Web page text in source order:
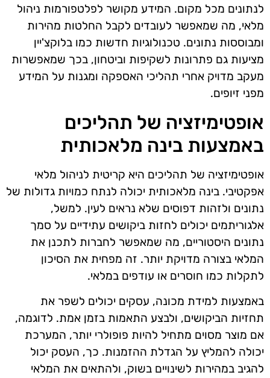
לנתונים מכל מקום. המידע מקושר לפלטפורמות ניהול
מלאי, מה שמאפשר לעובדים לקבל החלטות מהירות
ומבוססות נתונים. טכנולוגיות חדשות כמו בלוקצ'יין
מציעות גם פתרונות לשקיפות וביטחון, בכך שמאפשרות
מעקב מדויק אחרי תהליכי האספקה ומגנות על המידע
מפני זיופים.
אופטימיזציה של תהליכים
באמצעות בינה מלאכותית
אופטימיזציה של תהליכים היא קריטית לניהול מלאי
אפקטיבי. בינה מלאכותית יכולה לנתח כמויות גדולות של
נתונים ולזהות דפוסים שלא נראים לעין. למשל,
אלגוריתמים יכולים לחזות ביקושים עתידיים על סמך
נתונים היסטוריים, מה שמאפשר לחברות לתכנן את
המלאי בצורה מדויקת יותר. זה מפחית את הסיכון
לתקלות כמו חוסרים או עודפים במלאי.
באמצעות למידת מכונה, עסקים יכולים לשפר את
תחזיות הביקושים, ולבצע התאמות בזמן אמת. לדוגמה,
אם מוצר מסוים מתחיל להיות פופולרי יותר, המערכת
יכולה להמליץ על הגדלת ההזמנות. כך, העסק יכול
להגיב במהירות לשינויים בשוק, ולהתאים את המלאי